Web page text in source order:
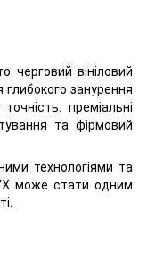
вініловий
занурення
преміальні
та фірмовий
технологіями та
може стати одним